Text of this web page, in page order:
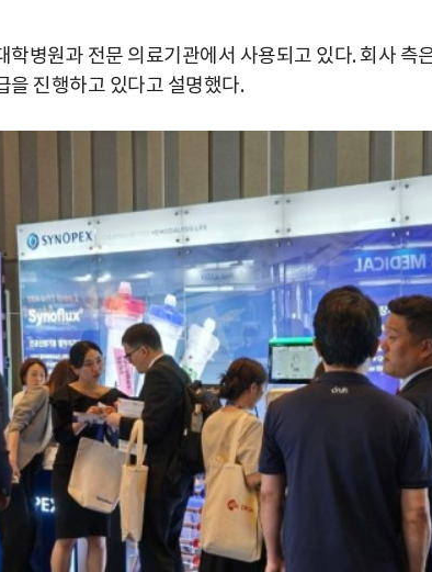
학병원과 전문 의료기관에서 사용되고 있다. 회사 측
을 진행하고 있다고 설명했다.